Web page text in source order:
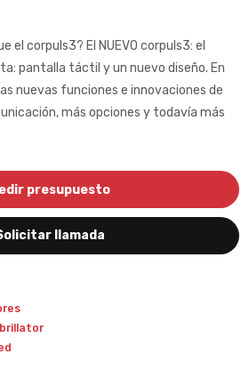
el corpuls3? El NUEVO corpuls3: el
pantalla táctil y un nuevo diseño. En
nuevas funciones e innovaciones de
más opciones y todavía más
presupuesto
llamada